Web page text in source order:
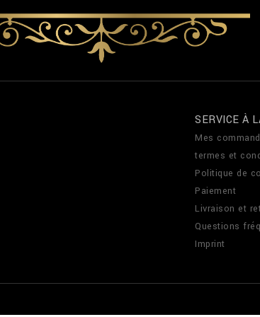
SERVICE À
Mes
termes et
Politique de
Paiement
Livraison et
Questions
Imprint